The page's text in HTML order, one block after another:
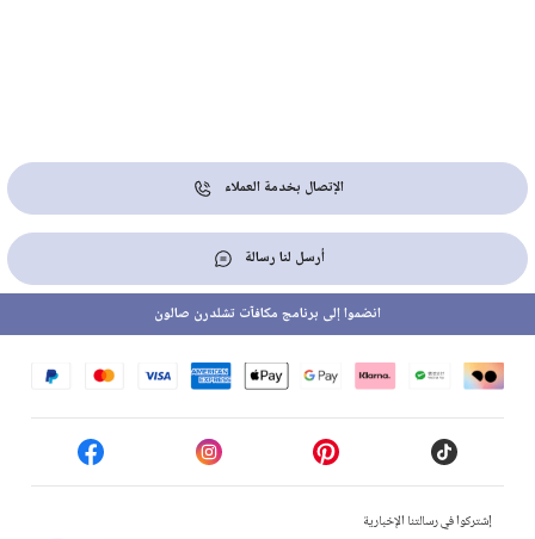
الإتصال بخدمة العملاء
أرسل لنا رسالة
إشتركوا في رسالتنا الإخبارية
انضموا إلى برنامج مكافآت تشلدرن صالون